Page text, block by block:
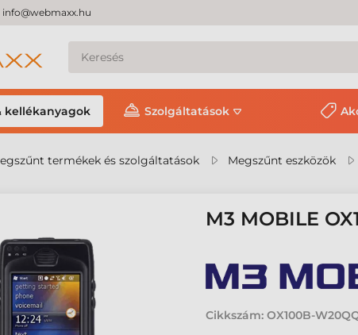
info@webmaxx.hu
kellékanyagok Szolgáltatások
termékek és szolgáltatások Megszűnt eszközök
M3 MOBILE
Cikkszám: OX100B-